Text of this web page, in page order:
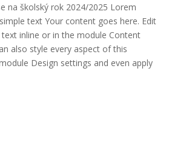
na školský rok 2024/2025 Lorem
text Your content goes here. Edit
inline or in the module Content
also style every aspect of this
Design settings and even apply